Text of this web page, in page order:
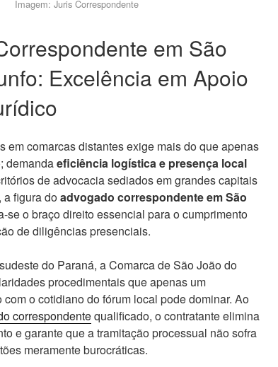
Imagem: Juris Correspondente
em São
Excelência em Apoio
em comarcas distantes exige mais do que apenas
demandaeficiência logística e presença local
de advocacia sediados em grandes capitais
a figura doadvogado correspondente em São
se o braço direito essencial para o cumprimento
de diligências presenciais.
do Paraná, a Comarca de São João do
procedimentais que apenas um
o cotidiano do fórum local pode dominar. Ao
correspondentequalificado, o contratante elimina
e garante que a tramitação processual não sofra
meramente burocráticas.